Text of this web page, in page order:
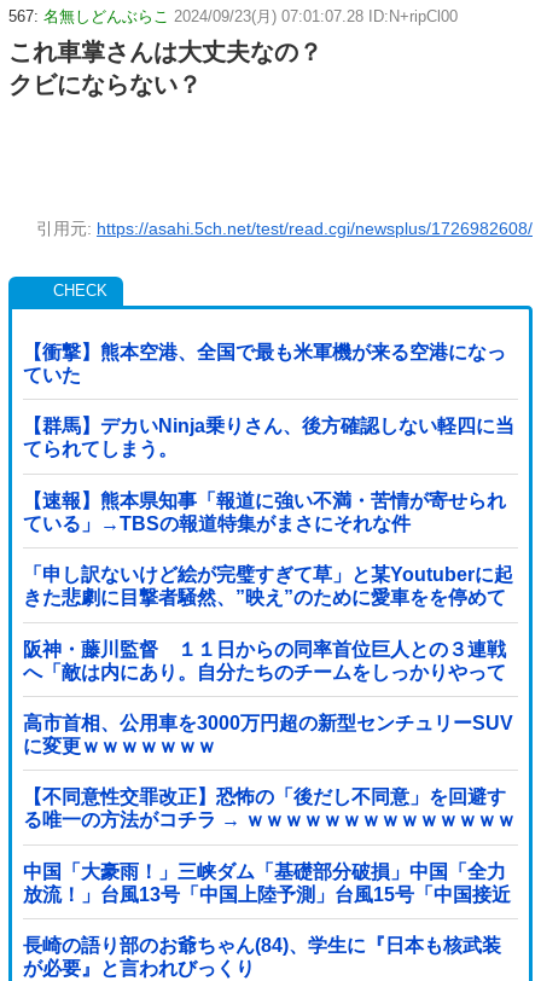
567: 名無しどんぶらこ 2024/09/23(月) 07:01:07.28 ID:N+ripCl00
これ車掌さんは大丈夫なの？
クビにならない？
引用元: https://asahi.5ch.net/test/read.cgi/newsplus/1726982608/
【衝撃】熊本空港、全国で最も米軍機が来る空港になっ
ていた
【群馬】デカいNinja乗りさん、後方確認しない軽四に当
てられてしまう。
【速報】熊本県知事「報道に強い不満・苦情が寄せられ
ている」→TBSの報道特集がまさにそれな件
「申し訳ないけど絵が完璧すぎて草」と某Youtuberに起
きた悲劇に目撃者騒然、”映え”のために愛車をを停めて
撮影していたら……
阪神・藤川監督 １１日からの同率首位巨人との３連戦
へ「敵は内にあり。自分たちのチームをしっかりやって
いく」他
高市首相、公用車を3000万円超の新型センチュリーSUV
に変更ｗｗｗｗｗｗｗ
【不同意性交罪改正】恐怖の「後だし不同意」を回避す
る唯一の方法がコチラ → ｗｗｗｗｗｗｗｗｗｗｗｗｗｗ
ｗｗ
中国「大豪雨！」三峡ダム「基礎部分破損」中国「全力
放流！」台風13号「中国上陸予測」台風15号「中国接近
（画像」中国「台風同時上陸！（穀物生産が壊滅危機」
→
長崎の語り部のお爺ちゃん(84)、学生に『日本も核武装
が必要』と言われびっくり